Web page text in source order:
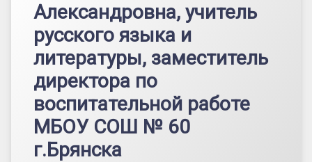
Александровна, учитель
русского языка и
литературы, заместитель
директора по
воспитательной работе
МБОУ СОШ № 60
г.Брянска